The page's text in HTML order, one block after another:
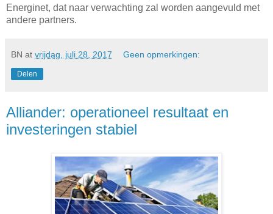
Energinet, dat naar verwachting zal worden aangevuld met
andere partners.
BN at vrijdag, juli 28, 2017 Geen opmerkingen:
Delen
Alliander: operationeel resultaat en
investeringen stabiel